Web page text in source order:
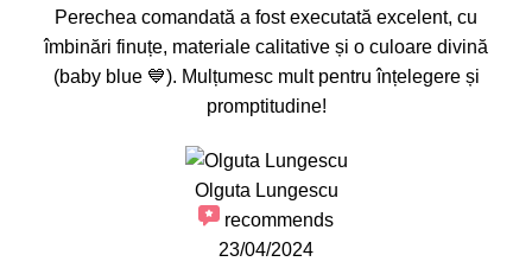
Perechea comandată a fost executată excelent, cu
îmbinări finuțe, materiale calitative și o culoare divină
(baby blue 💙). Mulțumesc mult pentru înțelegere și
promptitudine!
Olguta Lungescu
recommends
23/04/2024